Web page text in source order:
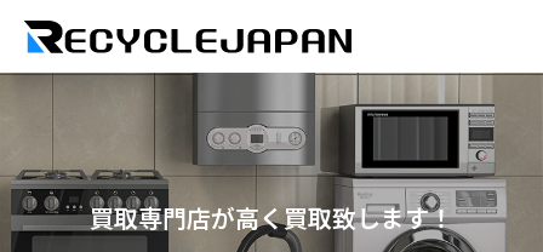
買取専門店が高く買取致します！